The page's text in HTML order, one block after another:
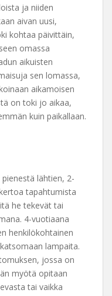
ja niiden
aivan uusi,
kohtaa päivittäin,
omassa
aikuisten
sen lomassa,
aikamoisen
on toki jo aikaa,
kuin paikallaan.
lähtien, 2-
tapahtumista
he tekevät tai
4-vuotiaana
henkilökohtainen
lampaita.
jossa on
myötä opitaan
tai vaikka